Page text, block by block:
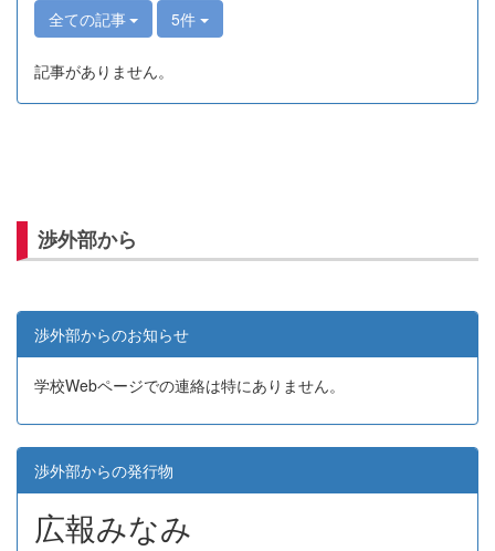
全ての記事 5件
記事がありません。
渉外部から
渉外部からのお知らせ
学校Webページでの連絡は特にありません。
渉外部からの発行物
広報みなみ